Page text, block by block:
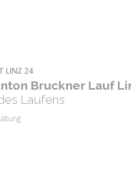
LINZ 24
Bruck­ner Lauf
Laufens